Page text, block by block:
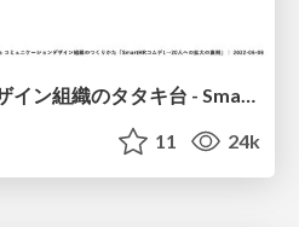
コミュニケーションデザイン組織のタタキ台 - SmartHR Communication Design Group
11 24k